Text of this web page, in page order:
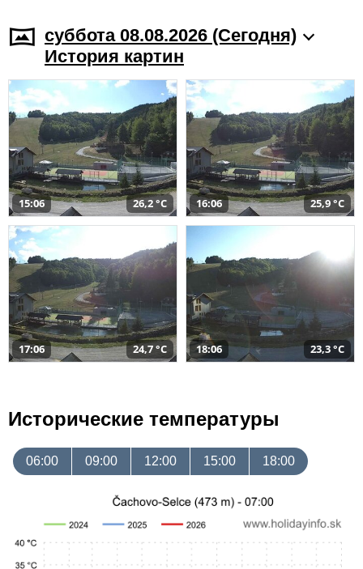
суббота 08.08.2026 (Cегодня)
История картин
15:06 26,2 °C 16:06 25,9 °C
17:06 24,7 °C 18:06 23,3 °C
Исторические температуры
06:00 09:00 12:00 15:00 18:00